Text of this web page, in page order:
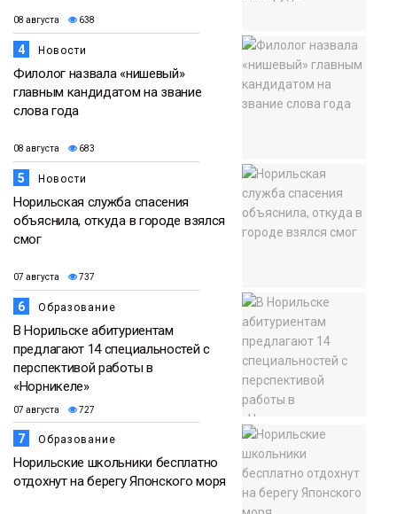
08 августа 638
4 Новости
Филолог назвала «нишевый»
главным кандидатом на звание
слова года
08 августа 683
5 Новости
Норильская служба спасения
объяснила, откуда в городе взялся
смог
07 августа 737
6 Образование
В Норильске абитуриентам
предлагают 14 специальностей с
перспективой работы в
«Норникеле»
07 августа 727
7 Образование
Норильские школьники бесплатно
отдохнут на берегу Японского моря